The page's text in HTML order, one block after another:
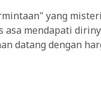
yang
mendapati
datang dengan